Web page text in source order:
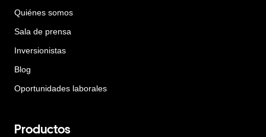
Quiénes somos
Sala de prensa
Inversionistas
Blog
Oportunidades laborales
Productos